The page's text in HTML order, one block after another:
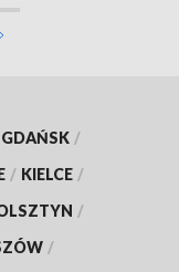
GDAŃSK /
/ KIELCE /
/
/